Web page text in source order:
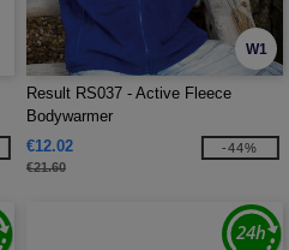
W1
Result RS037 - Active Fleece
Bodywarmer
€12.02
€21.60
-44%